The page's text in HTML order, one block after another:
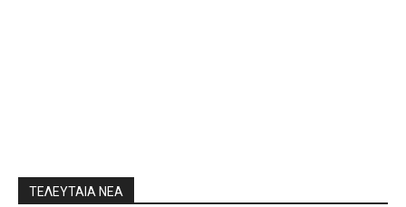
ΤΕΛΕΥΤΑΙΑ ΝΕΑ